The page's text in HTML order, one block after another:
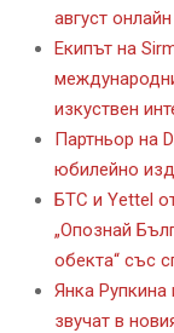
август онлайн
Екипът на
изкуствен
Партньор на
юбилейно
БТС и Yettel
„Опознай
обекта“ със
Янка Рупкина
звучат в